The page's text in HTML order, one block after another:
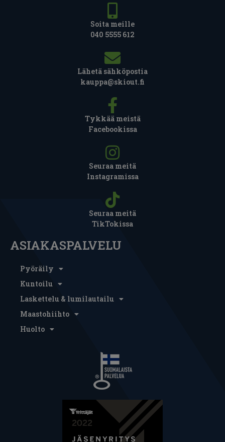
Soita meille
040 5555 612
Lähetä sähköpostia
kauppa@skiout.fi
Tykkää meistä
Facebookissa
Seuraa meitä
Instagramissa
Seuraa meitä
TikTokissa
ASIAKASPALVELU
Pyöräily
Kuntoilu
Laskettelu & lumilautailu
Maastohiihto
Huolto